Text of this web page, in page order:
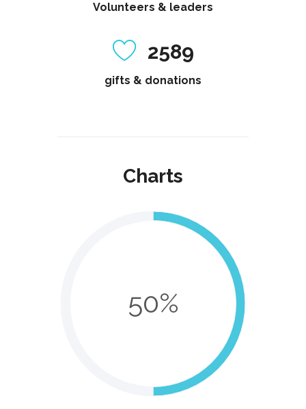
Volunteers & leaders
2589
gifts & donations
Charts
50%